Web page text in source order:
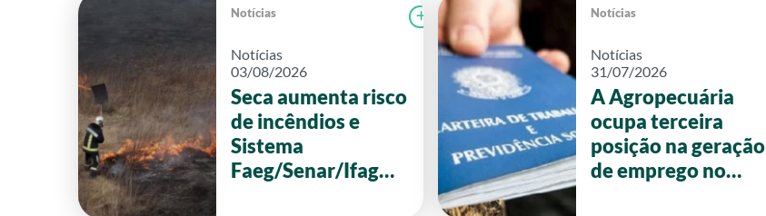
Notícias
Notícias
03/08/2026
Seca aumenta risco
de incêndios e
Sistema
Faeg/Senar/Ifag
Ler notícia FAEG Notícias
Notícias
31/07/2026
A Agropecuária
ocupa terceira
posição na geração
de emprego no